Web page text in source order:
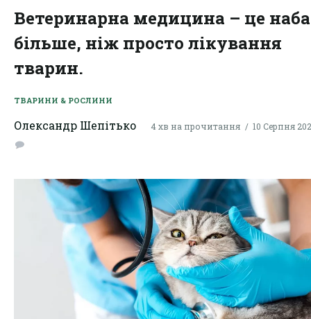
Ветеринарна медицина – це
більше, ніж просто лікування
тварин.
ТВАРИНИ & РОСЛИНИ
Олександр Шепітько 4 хв на прочитання 10 Серпня